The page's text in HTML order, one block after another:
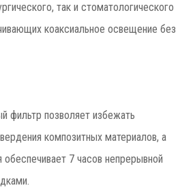
так и стоматологического
коаксиальное освещение без
фильтр позволяет избежать
композитных материалов, а
обеспечивает 7 часов непрерывной